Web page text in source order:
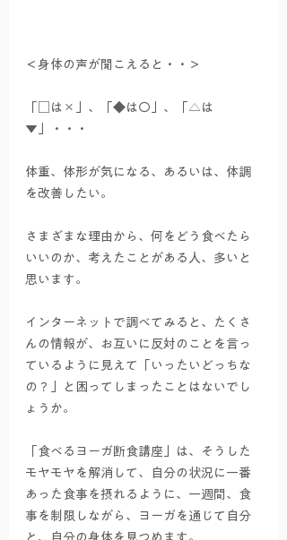
＜身体の声が聞こえると・・＞
「□は×」、「◆は〇」、「△は
▼」・・・
体重、体形が気になる、あるいは、体調
を改善したい。
さまざまな理由から、何をどう食べたら
いいのか、考えたことがある人、多いと
思います。
インターネットで調べてみると、たくさ
んの情報が、お互いに反対のことを言っ
ているように見えて「いったいどっちな
の？」と困ってしまったことはないでし
ょうか。
「食べるヨーガ断食講座」は、そうした
モヤモヤを解消して、自分の状況に一番
あった食事を摂れるように、一週間、食
事を制限しながら、ヨーガを通じて自分
と、自分の身体を見つめます。